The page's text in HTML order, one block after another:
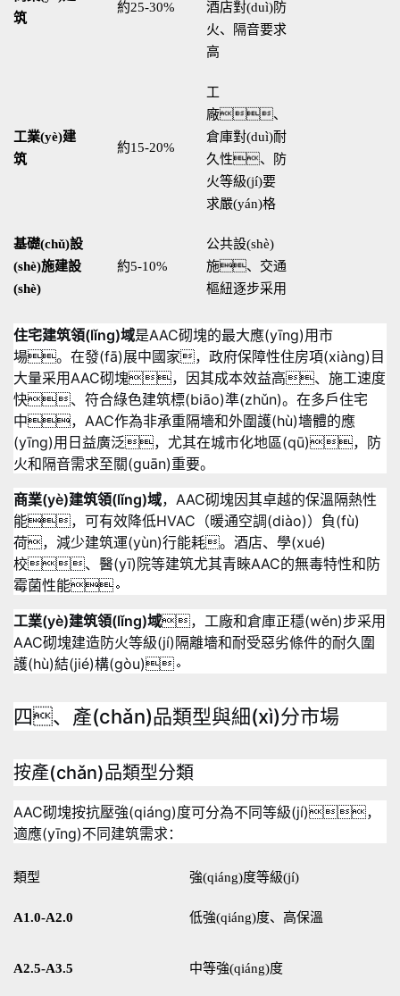
筑
約25-30%
酒店對(duì)防
火、隔音要求
高
工業(yè)建
筑
約15-20%
工
廠、
倉庫對(duì)耐
久性、防
火等級(jí)要
求嚴(yán)格
基礎(chǔ)設
(shè)施建設
(shè)
約5-10%
公共設(shè)
施、交通
樞紐逐步采用
住宅建筑領(lǐng)域是AAC砌塊的最大應(yīng)用市
場。在發(fā)展中國家，政府保障性住房項(xiàng)目
大量采用AAC砌塊，因其成本效益高、施工速度
快、符合綠色建筑標(biāo)準(zhǔn)。在多戶住宅
中，AAC作為非承重隔墻和外圍護(hù)墻體的應
(yīng)用日益廣泛，尤其在城市化地區(qū)，防
火和隔音需求至關(guān)重要。
商業(yè)建筑領(lǐng)域，AAC砌塊因其卓越的保溫隔熱性
能，可有效降低HVAC（暖通空調(diào)）負(fù)
荷，減少建筑運(yùn)行能耗。酒店、學(xué)
校、醫(yī)院等建筑尤其青睞AAC的無毒特性和防
霉菌性能。
工業(yè)建筑領(lǐng)域，工廠和倉庫正穩(wěn)步采用
AAC砌塊建造防火等級(jí)隔離墻和耐受惡劣條件的耐久圍
護(hù)結(jié)構(gòu)。
四、產(chǎn)品類型與細(xì)分市場
按產(chǎn)品類型分類
AAC砌塊按抗壓強(qiáng)度可分為不同等級(jí)，
適應(yīng)不同建筑需求：
類型 強(qiáng)度等級(jí)
A1.0-A2.0 低強(qiáng)度、高保溫
A2.5-A3.5 中等強(qiáng)度